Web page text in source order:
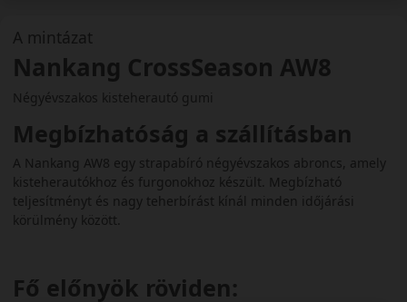
A mintázat
Nankang CrossSeason AW8
Négyévszakos kisteherautó gumi
Megbízhatóság a szállításban
A Nankang AW8 egy strapabíró négyévszakos abroncs, amely
kisteherautókhoz és furgonokhoz készült. Megbízható
teljesítményt és nagy teherbírást kínál minden időjárási
körülmény között.
Fő előnyök röviden: